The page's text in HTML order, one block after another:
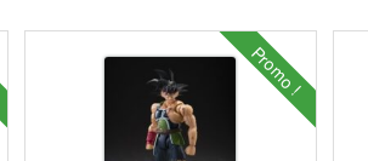
Promo !